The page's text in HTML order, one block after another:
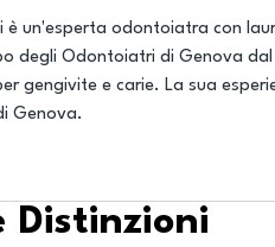
è un'esperta odontoiatra con
degli Odontoiatri di Genova
gengivite e carie. La sua
Genova.
Distinzioni